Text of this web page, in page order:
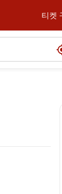
티켓